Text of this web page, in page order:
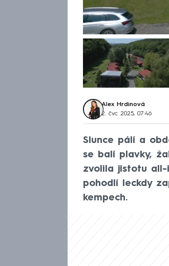
Alex Hrdinová
2. čvc 2025, 07:46
Slunce pálí a
se balí plavky,
zvolila jistotu all-
pohodlí leckdy
kempech.